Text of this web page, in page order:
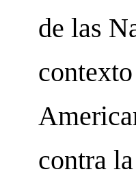
de las
contra